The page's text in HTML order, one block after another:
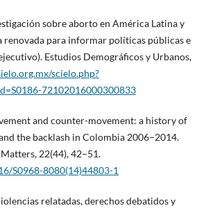
sobre aborto en América Latina y
renovada para informar políticas públicas e
Estudios Demográficos y Urbanos,
scielo.php?
72102016000300833
and counter-movement: a history of
the backlash in Colombia 2006–2014.
22(44), 42–51.
S0968-8080(14)44803-1
relatadas, derechos debatidos y